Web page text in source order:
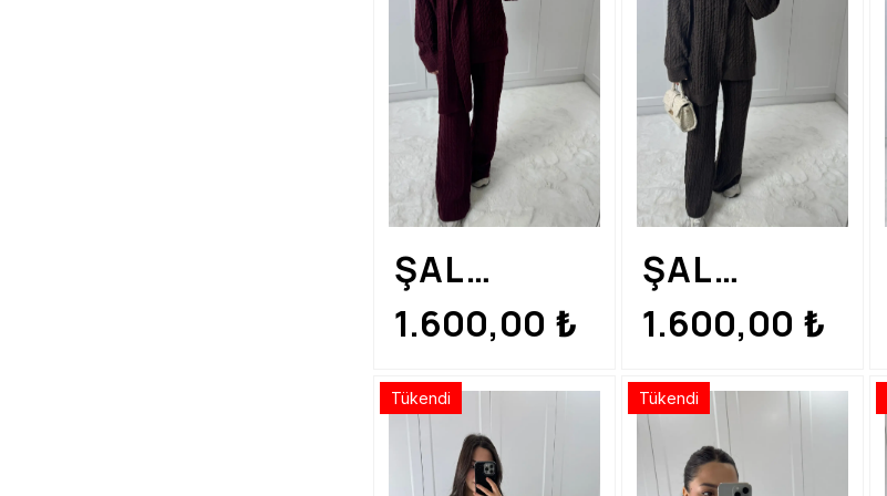
ŞAL
DETAYLI
BORDO
TRİKO
TAKIM
1.600,00 ₺
ŞAL
DETAYLI
KAHVE
TRİKO
TAKIM
1.600,00 ₺
Tükendi Tükendi